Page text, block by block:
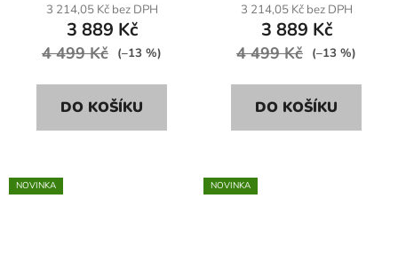
3 214,05 Kč bez DPH
3 889 Kč
4 499 Kč (–13 %)
DO KOŠÍKU
3 214,05 Kč bez DPH
3 889 Kč
4 499 Kč (–13 %)
DO KOŠÍKU
NOVINKA NOVINKA